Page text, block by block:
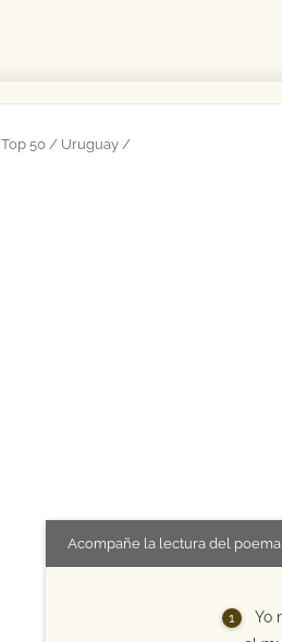
Top 50 Uruguay
Acompañe la lectura del
Yo